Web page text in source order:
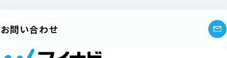
お問い合わせ